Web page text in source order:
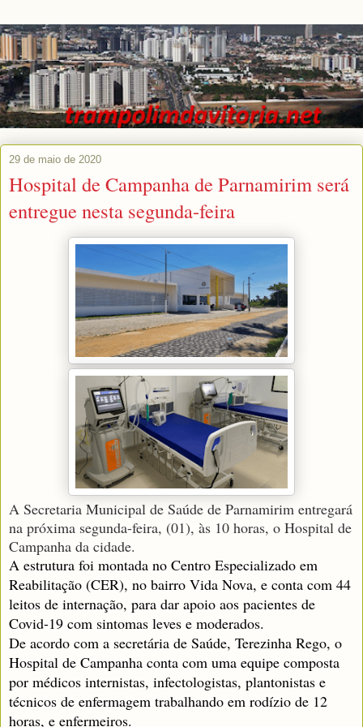
29 de maio de 2020
Hospital de Campanha de Parnamirim será
entregue nesta segunda-feira
A Secretaria Municipal de Saúde de Parnamirim entregará
na próxima segunda-feira, (01), às 10 horas, o Hospital de
Campanha da cidade.
A estrutura foi montada no Centro Especializado em
Reabilitação (CER), no bairro Vida Nova, e conta com 44
leitos de internação, para dar apoio aos pacientes de
Covid-19 com sintomas leves e moderados.
De acordo com a secretária de Saúde, Terezinha Rego, o
Hospital de Campanha conta com uma equipe composta
por médicos internistas, infectologistas, plantonistas e
técnicos de enfermagem trabalhando em rodízio de 12
horas, e enfermeiros.